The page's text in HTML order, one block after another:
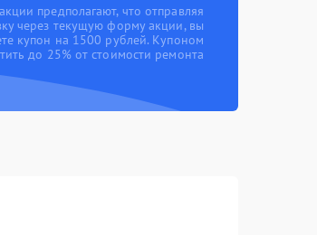
предполагают, что отправляя
через текущую форму акции, вы
купон на 1500 рублей. Купоном
до 25% от стоимости ремонта